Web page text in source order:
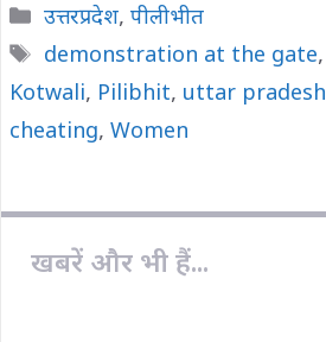
e
b
o
o
t
s
A
p
y
L
n
l
e
Categories
उत्तरप्रदेश, पीलीभीत
Tags
demonstration at the gate,
Kotwali, Pilibhit, uttar pradesh
cheating, Women
खबरें और भी हैं...